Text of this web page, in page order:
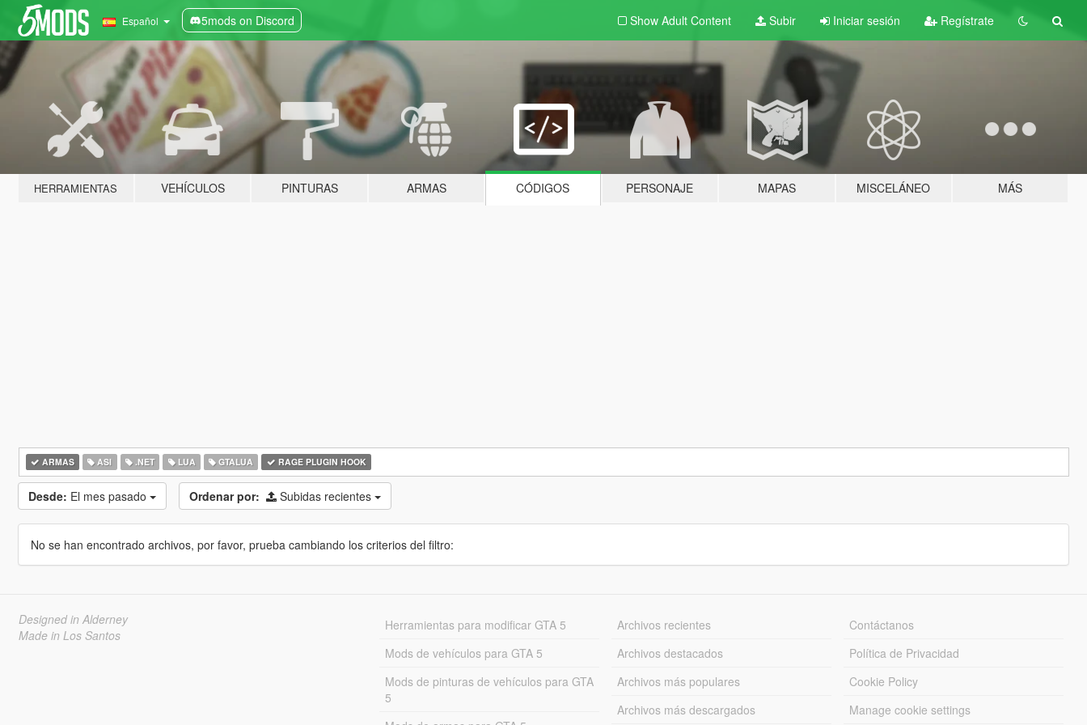
Español 5mods on Discord Show Adult Content Subir Iniciar sesión Regístrate
HERRAMIENTAS VEHÍCULOS PINTURAS ARMAS CÓDIGOS PERSONAJE MAPAS MISCELÁNEO MÁS
ARMAS ASI .NET LUA GTALUA RAGE PLUGIN HOOK
Desde: El mes pasado Ordenar por: Subidas recientes
No se han encontrado archivos, por favor, prueba cambiando los criterios del filtro:
Designed in Alderney
Made in Los Santos
Herramientas para modificar GTA 5
Mods de vehículos para GTA 5
Mods de pinturas de vehículos para GTA
5
Archivos recientes
Archivos destacados
Archivos más populares
Archivos más descargados
Contáctanos
Política de Privacidad
Cookie Policy
Manage cookie settings